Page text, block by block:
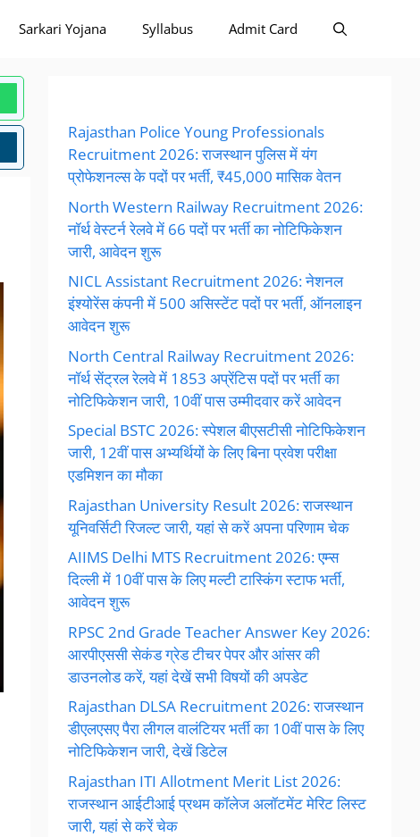
Sarkari Yojana Syllabus Admit Card
Rajasthan Police Young Professionals
Recruitment 2026: राजस्थान पुलिस में यंग
प्रोफेशनल्स के पदों पर भर्ती, ₹45,000 मासिक वेतन
North Western Railway Recruitment 2026:
नॉर्थ वेस्टर्न रेलवे में 66 पदों पर भर्ती का नोटिफिकेशन
जारी, आवेदन शुरू
NICL Assistant Recruitment 2026: नेशनल
इंश्योरेंस कंपनी में 500 असिस्टेंट पदों पर भर्ती, ऑनलाइन
आवेदन शुरू
North Central Railway Recruitment 2026:
नॉर्थ सेंट्रल रेलवे में 1853 अप्रेंटिस पदों पर भर्ती का
नोटिफिकेशन जारी, 10वीं पास उम्मीदवार करें आवेदन
Special BSTC 2026: स्पेशल बीएसटीसी नोटिफिकेशन
जारी, 12वीं पास अभ्यर्थियों के लिए बिना प्रवेश परीक्षा
एडमिशन का मौका
Rajasthan University Result 2026: राजस्थान
यूनिवर्सिटी रिजल्ट जारी, यहां से करें अपना परिणाम चेक
AIIMS Delhi MTS Recruitment 2026: एम्स
दिल्ली में 10वीं पास के लिए मल्टी टास्किंग स्टाफ भर्ती,
आवेदन शुरू
RPSC 2nd Grade Teacher Answer Key 2026:
आरपीएससी सेकंड ग्रेड टीचर पेपर और आंसर की
डाउनलोड करें, यहां देखें सभी विषयों की अपडेट
Rajasthan DLSA Recruitment 2026: राजस्थान
डीएलएसए पैरा लीगल वालंटियर भर्ती का 10वीं पास के लिए
नोटिफिकेशन जारी, देखें डिटेल
Rajasthan ITI Allotment Merit List 2026:
राजस्थान आईटीआई प्रथम कॉलेज अलॉटमेंट मेरिट लिस्ट
जारी, यहां से करें चेक